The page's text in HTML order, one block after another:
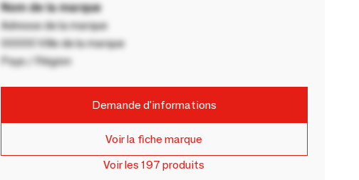
Nom de la marque
Adresse de la marque
00000 Ville de la marque
Pays / Région
Demande d'informations
Voir la fiche marque
Voir les 197 produits